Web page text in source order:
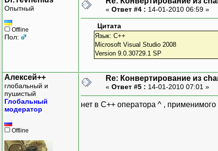
Опытный
Offline
Пол:
« Ответ #4 : 14-01-2010 06:59 »
Цитата
Язык: C++
Microsoft Visual Studio 2008
Version 9.0.30729.1 SP
Алексей++
глобальный и
пушистый
Глобальный
модератор
Offline
Re: Конвертирование из
« Ответ #5 : 14-01-2010 07:01 »
нет в C++ оператора ^ ,